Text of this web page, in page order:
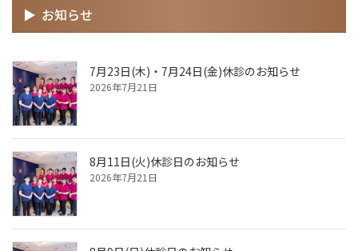
お知らせ
7月23日(木)・7月24日(金)休診のお知らせ
2026年7月21日
8月11日(火)休診日のお知らせ
2026年7月21日